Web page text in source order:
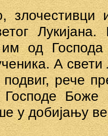
злочестивци
од
А свети
рече
Господе
у добијању